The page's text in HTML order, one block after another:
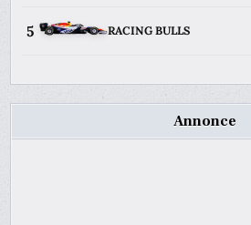
5 RACING BULLS
Annonce